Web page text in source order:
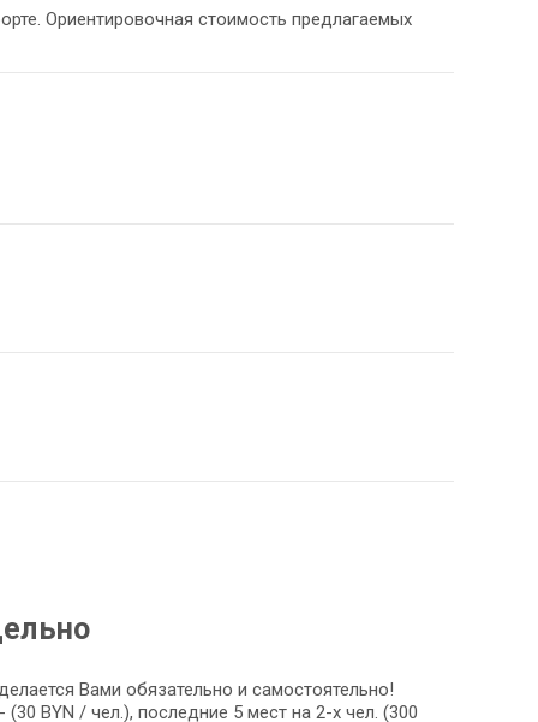
Ориентировочная стоимость предлагаемых
Вами обязательно и самостоятельно!
BYN / чел.), последние 5 мест на 2-х чел. (300